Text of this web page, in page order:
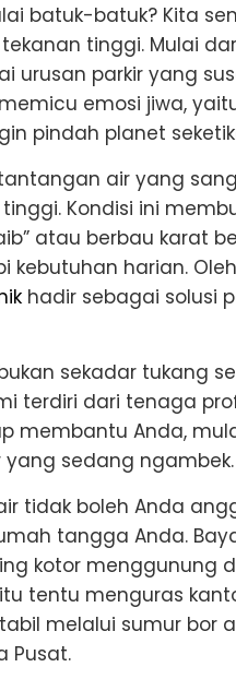
batuk-batuk? Kita
tinggi. Mulai
urusan parkir yang
emosi jiwa,
pindah planet
air yang
Kondisi ini
atau berbau karat
kebutuhan harian.
hadir sebagai solusi
bukan sekadar tukang
terdiri dari tenaga
membantu Anda,
sedang ngambek.
tidak boleh Anda
tangga Anda.
kotor menggunung
tentu menguras
melalui sumur bor
Pusat.